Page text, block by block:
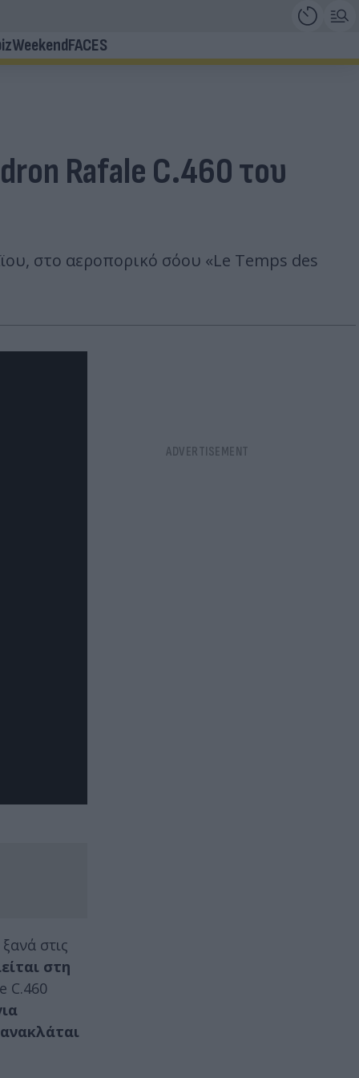
WeekendFACES
Rafale C.460 του
στο αεροπορικό σόου «Le Temps des
στις
στη
C.460